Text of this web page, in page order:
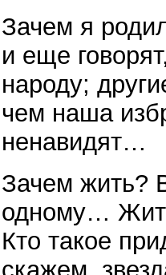
Зачем я
и еще
народу;
чем наша
ненавидят…
Зачем жить?
одному…
Кто такое